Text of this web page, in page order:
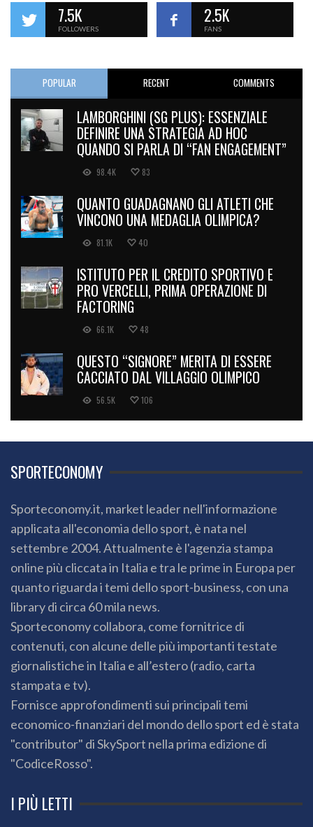
7.5K
FOLLOWERS
2.5K
FANS
POPULAR RECENT COMMENTS
LAMBORGHINI (SG PLUS): ESSENZIALE
DEFINIRE UNA STRATEGIA AD HOC
QUANDO SI PARLA DI “FAN ENGAGEMENT”
98.4K 83
QUANTO GUADAGNANO GLI ATLETI CHE
VINCONO UNA MEDAGLIA OLIMPICA?
81.1K 40
ISTITUTO PER IL CREDITO SPORTIVO E
PRO VERCELLI, PRIMA OPERAZIONE DI
FACTORING
66.1K 48
QUESTO “SIGNORE” MERITA DI ESSERE
CACCIATO DAL VILLAGGIO OLIMPICO
56.5K 106
SPORTECONOMY
Sporteconomy.it, market leader nell'informazione
applicata all'economia dello sport, è nata nel
settembre 2004. Attualmente è l'agenzia stampa
online più cliccata in Italia e tra le prime in Europa per
quanto riguarda i temi dello sport-business, con una
library di circa 60 mila news.
Sporteconomy collabora, come fornitrice di
contenuti, con alcune delle più importanti testate
giornalistiche in Italia e all’estero (radio, carta
stampata e tv).
Fornisce approfondimenti sui principali temi
economico-finanziari del mondo dello sport ed è stata
"contributor" di SkySport nella prima edizione di
"CodiceRosso".
I PIÙ LETTI